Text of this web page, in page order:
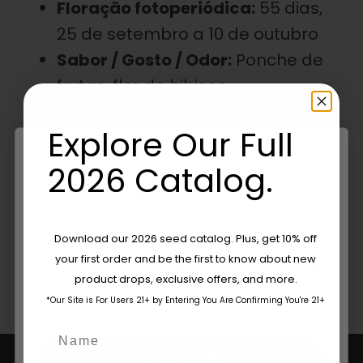
Floração fotoperiódica: 55 dias,
25 de setembro a 10 de outubro
Sabor / Gosto / Odor: Ponche de
frutas, flor de hibisco
todos
%THC:20
Características:Vigor,
Are You Aged 18 Or Over?
The content and products of our website is reserved for
those of legal age.Please see Terms & Conditions.
age_gapI accept cookie settings and privacy policy
Explore Our Full
2026 Catalog.
Download our 2026 seed catalog. Plus, get 10% off
your first order and be the first to know about new
product drops, exclusive offers, and more.
*Our Site is For Users 21+ by Entering You Are Confirming You're 21+